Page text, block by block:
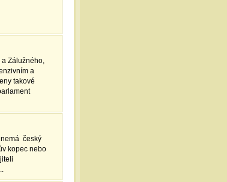
Zálužného,
a
takové
český
kopec nebo